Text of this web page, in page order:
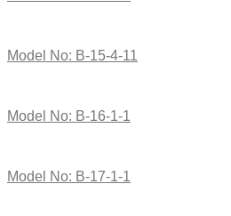
Model No: B-15-4-11
Model No: B-16-1-1
Model No: B-17-1-1